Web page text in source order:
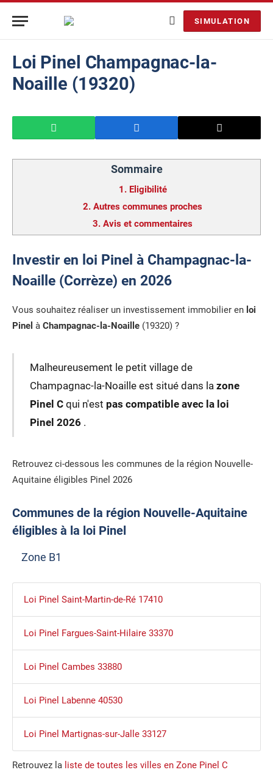
SIMULATION
Loi Pinel Champagnac-la-
Noaille (19320)
Sommaire
1. Eligibilité
2. Autres communes proches
3. Avis et commentaires
Investir en loi Pinel à Champagnac-la-
Noaille (Corrèze) en 2026
Vous souhaitez réaliser un investissement immobilier en loi
Pinel à Champagnac-la-Noaille (19320) ?
Malheureusement le petit village de
Champagnac-la-Noaille est situé dans la zone
Pinel Cqui n'est pas compatible avec la loi
Pinel 2026 .
Retrouvez ci-dessous les communes de la région Nouvelle-
Aquitaine éligibles Pinel 2026
Communes de la région Nouvelle-Aquitaine
éligibles à la loi Pinel
Zone B1
Loi Pinel Saint-Martin-de-Ré 17410
Loi Pinel Fargues-Saint-Hilaire 33370
Loi Pinel Cambes 33880
Loi Pinel Labenne 40530
Loi Pinel Martignas-sur-Jalle 33127
Retrouvez la liste de toutes les villes en Zone Pinel C